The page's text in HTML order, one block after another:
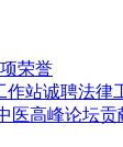
荣誉
作站诚聘法律
医高峰论坛贡